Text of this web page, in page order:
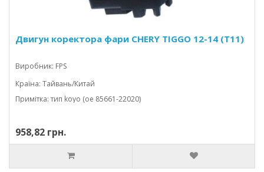
Двигун коректора фари CHERY TIGGO 12-14 (T11)
Виробник: FPS
Країна: Тайвань/Китай
Примітка: тип koyo (oe 85661-22020)
958,82 грн.